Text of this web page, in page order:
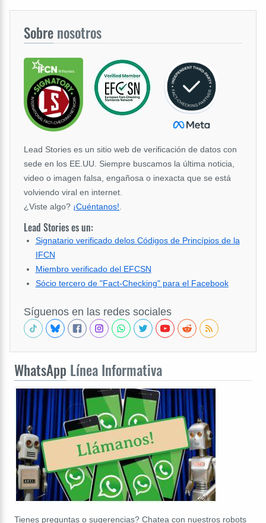
Sobre nosotros
Lead Stories es un sitio web de verificación de datos con
sede en los EE.UU. Siempre buscamos la última noticia,
video o imagen falsa, engañosa o inexacta que se está
volviendo viral en internet.
¿Viste algo? ¡Cuéntanos!.
Lead Stories es un:
Signatario verificado delos Códigos de Princípios de la
IFCN
Miembro verificado del EFCSN
Sócio tercero de "Fact-Checking" para el Facebook
Síguenos en las redes sociales
WhatsApp Línea Informativa
Tienes preguntas o sugerencias? Chatea con nuestros robots